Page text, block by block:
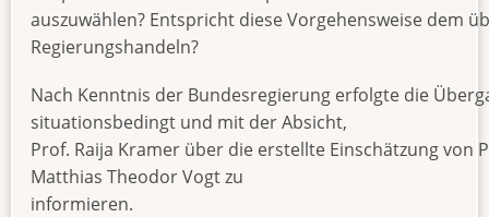
auszuwählen? Entspricht diese Vorgehensweise dem
Regierungshandeln?
Nach Kenntnis der Bundesregierung erfolgte die
situationsbedingt und mit der Absicht,
Prof. Raija Kramer über die erstellte Einschätzung von
Matthias Theodor Vogt zu
informieren.